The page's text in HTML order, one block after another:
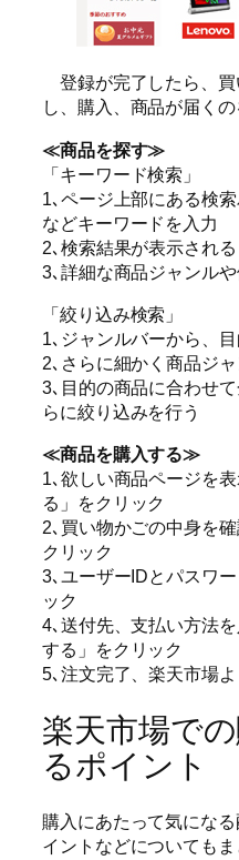
登録が完了したら、買
し、購入、商品が届くの
≪商品を探す≫
「キーワード検索」
1､ページ上部にある検
などキーワードを入力
2､検索結果が表示される
3､詳細な商品ジャンル
「絞り込み検索」
1､ジャンルバーから、
2､さらに細かく商品ジ
3､目的の商品に合わせ
らに絞り込みを行う
≪商品を購入する≫
1､欲しい商品ページを
る」をクリック
2､買い物かごの中身を
クリック
3､ユーザーIDとパスワ
ック
4､送付先、支払い方法
する」をクリック
5､注文完了、楽天市場
楽天市場で
るポイント
購入にあたって気にな
イントなどについてもま